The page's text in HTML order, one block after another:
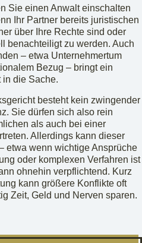
Sie einen Anwalt einschalten
Ihr Partner bereits juristischen
über Ihre Rechte sind oder
benachteiligt zu werden. Auch
– etwa Unternehmertum
Bezug – bringt ein
die Sache.
besteht kein zwingender
Sie dürfen sich also rein
als auch bei einer
Allerdings kann dieser
etwa wenn wichtige Ansprüche
oder komplexen Verfahren ist
ohnehin verpflichtend. Kurz
kann größere Konflikte oft
Zeit, Geld und Nerven sparen.